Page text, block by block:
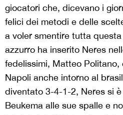
giocatori che, dicevano i
felici dei metodi e delle
a voler smentire tutta
azzurro ha inserito Neres
fedelissimi, Matteo Politano,
Napoli anche intorno al
diventato 3-4-1-2, Neres si
Beukema alle sue spalle e